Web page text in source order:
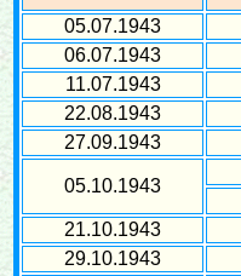
05.07.1943
06.07.1943
11.07.1943
22.08.1943
27.09.1943
05.10.1943
21.10.1943
29.10.1943